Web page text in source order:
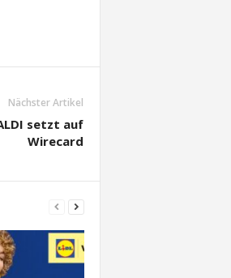
Nächster Artikel
setzt auf
Wirecard